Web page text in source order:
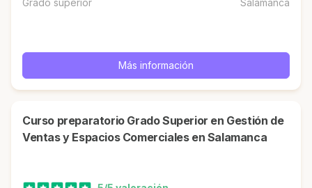
Más información
Curso preparatorio Grado Superior en Gestión de
Ventas y Espacios Comerciales en Salamanca